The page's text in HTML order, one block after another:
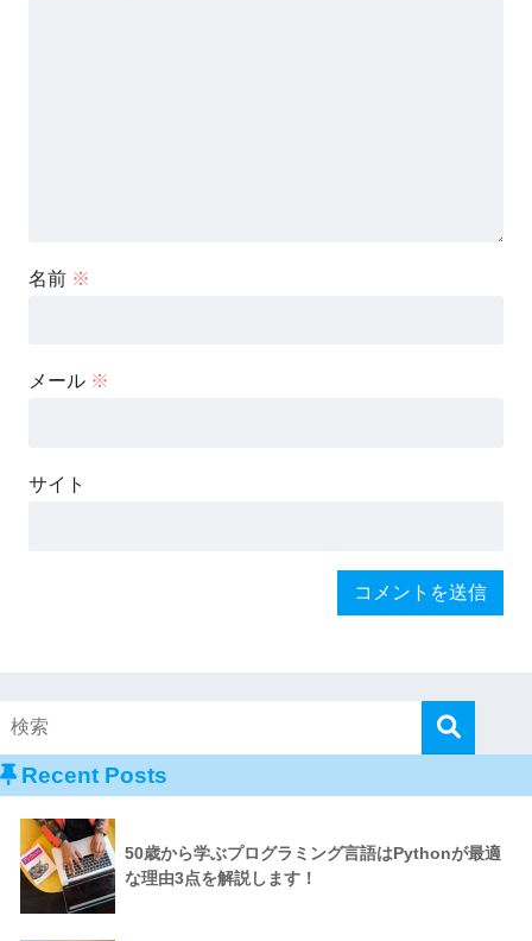
名前 ※
メール ※
サイト
Recent Posts
50歳から学ぶプログラミング言語はPythonが最適
な理由3点を解説します！